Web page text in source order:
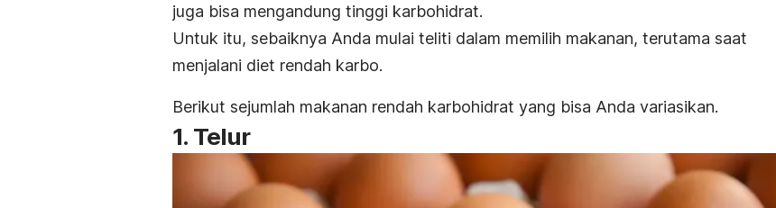
juga bisa mengandung tinggi karbohidrat.
Untuk itu, sebaiknya Anda mulai teliti dalam memilih makanan, terutama saat
menjalani diet rendah karbo.
Berikut sejumlah makanan rendah karbohidrat yang bisa Anda variasikan.
1. Telur